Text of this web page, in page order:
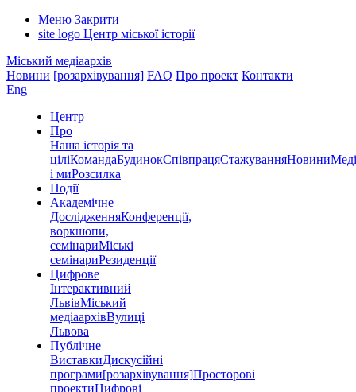
Меню Закрити
site logo Центр міської історії
Міський медіаархів
Новини [розархівування] FAQ Про проект Контакти
Eng
Центр
Про
Наша історія та
ціліКомандаБудинокСпівпрацяСтажуванняНовини
і миРозсилка
Події
Академічне
ДослідженняКонференції,
воркшопи,
семінариМіські
семінариРезиденції
Цифрове
Інтерактивний
ЛьвівМіський
медіаархівВулиці
Львова
Публічне
ВиставкиДискусійні
програми[розархівування]Просторові
проектиЦифрові